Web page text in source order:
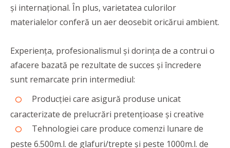
și internațional. În plus, varietatea culorilor
materialelor conferă un aer deosebit oricărui ambient.
Experiența, profesionalismul și dorința de a contrui o
afacere bazată pe rezultate de succes și încredere
sunt remarcate prin intermediul:
Producției care asigură produse unicat
caracterizate de prelucrări pretențioase și creative
Tehnologiei care produce comenzi lunare de
peste 6.500m.l. de glafuri/trepte și peste 1000m.l. de